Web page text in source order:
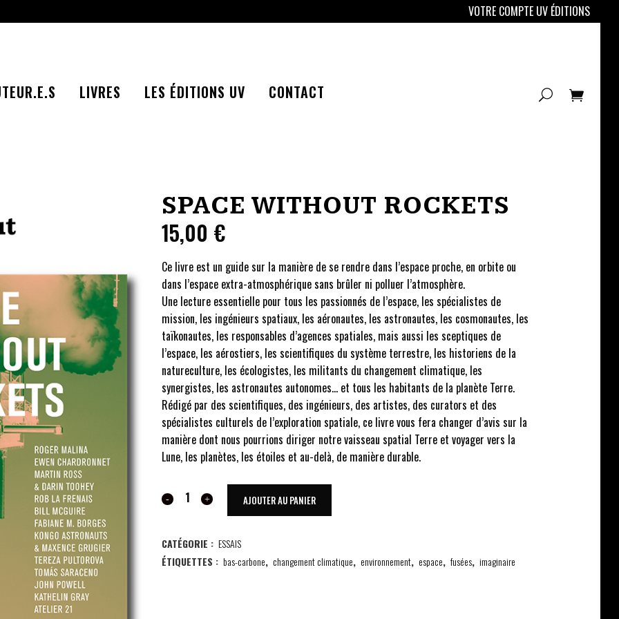
VOTRE COMPTE UV ÉDITIONS
LIVRES LES ÉDITIONS UV CONTACT
SPACE WITHOUT ROCKETS
15,00 €
Ce livre est un guide sur la manière de se rendre dans l’espace proche, en orbite ou
dans l’espace extra-atmosphérique sans brûler ni polluer l’atmosphère.
Une lecture essentielle pour tous les passionnés de l’espace, les spécialistes de
mission, les ingénieurs spatiaux, les aéronautes, les astronautes, les cosmonautes, les
taïkonautes, les responsables d’agences spatiales, mais aussi les sceptiques de
l’espace, les aérostiers, les scientifiques du système terrestre, les historiens de la
natureculture, les écologistes, les militants du changement climatique, les
synergistes, les astronautes autonomes… et tous les habitants de la planète Terre.
Rédigé par des scientifiques, des ingénieurs, des artistes, des curators et des
spécialistes culturels de l’exploration spatiale, ce livre vous fera changer d’avis sur la
manière dont nous pourrions diriger notre vaisseau spatial Terre et voyager vers la
Lune, les planètes, les étoiles et au-delà, de manière durable.
SPACE
ROCKETS
AJOUTER AU PANIER
CATÉGORIE : ESSAIS
ÉTIQUETTES : bas-carbone, changement climatique, environnement, espace, fusées, imaginaire